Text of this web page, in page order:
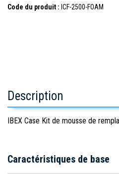
Code du produit : ICF-2500-FOAM
Description
IBEX Case Kit de mousse de
Caractéristiques de base